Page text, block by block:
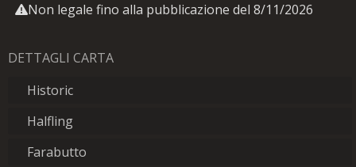
Non legale fino alla pubblicazione del 8/11/2026
DETTAGLI CARTA
Farabutto
Halfling
Historic